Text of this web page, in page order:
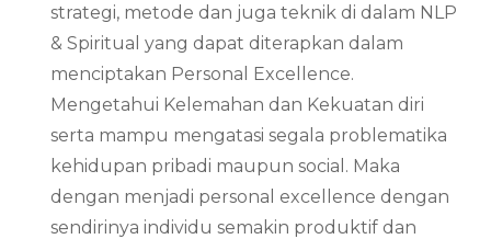
strategi, metode dan juga teknik di dalam NLP
& Spiritual yang dapat diterapkan dalam
menciptakan Personal Excellence.
Mengetahui Kelemahan dan Kekuatan diri
serta mampu mengatasi segala problematika
kehidupan pribadi maupun social. Maka
dengan menjadi personal excellence dengan
sendirinya individu semakin produktif dan